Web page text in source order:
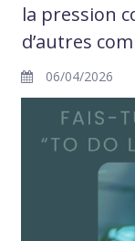
la pression
d’autres
06/04/2026